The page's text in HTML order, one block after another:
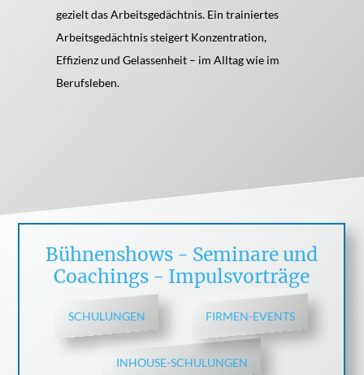
gezielt das Arbeitsgedächtnis. Ein trainiertes
Arbeitsgedächtnis steigert Konzentration,
Effizienz und Gelassenheit – im Alltag wie im
Berufsleben.
Bühnenshows - Seminare und
Coachings - Impulsvorträge
SCHULUNGEN FIRMEN-EVENTS
INHOUSE-SCHULUNGEN